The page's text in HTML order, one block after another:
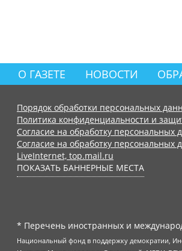
О ГАЗЕТЕ НОВОСТИ
Порядок обработки персональных
Политика конфиденциальности и
Согласие на обработку персональных
Согласие на обработку
LiveInternet, top.mail.ru
ПОКАЗАТЬ БАННЕРНЫЕ МЕСТА
* Перечень иностранных и
Национальный фонд в поддержку демократии,